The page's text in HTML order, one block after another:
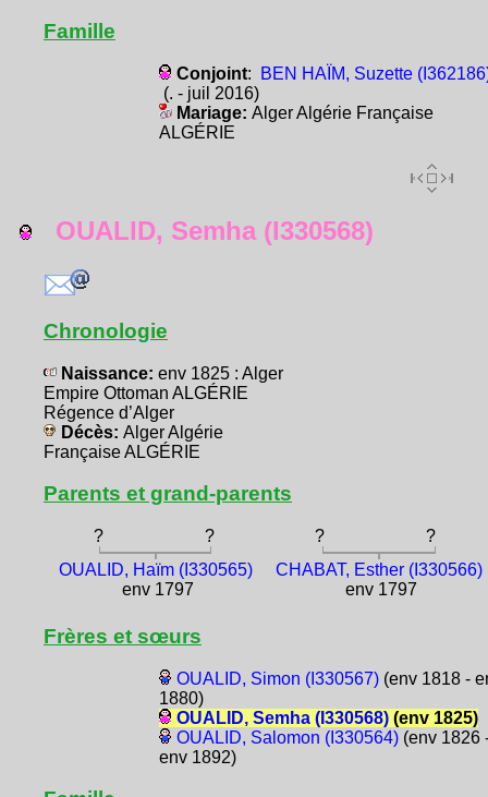
Famille
Conjoint:
BEN HAÏM, Suzette
(. - juil 2016)
Mariage: Alger Algérie Française
ALGÉRIE
OUALID, Semha (I330568)
Chronologie
Naissance: env 1825 : Alger
Empire Ottoman ALGÉRIE
Régence d’Alger
Décès: Alger Algérie
Française ALGÉRIE
Parents et grand-parents
? ? ?
?
OUALID, Haïm (I330565)
env 1797
CHABAT, Esther (I330566)
env 1797
Frères et sœurs
OUALID, Simon (I330567)(env 1818 -
1880)
OUALID, Semha (I330568)(env 1825)
OUALID, Salomon (I330564)(env 1826
env 1892)